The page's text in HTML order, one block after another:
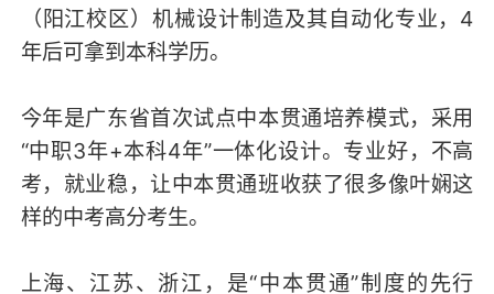
（阳江校区）机械设计制造及其自动化专业，4
年后可拿到本科学历。
今年是广东省首次试点中本贯通培养模式，采用
“中职3年+本科4年”一体化设计。专业好，不高
考，就业稳，让中本贯通班收获了很多像叶娴这
样的中考高分考生。
上海、江苏、浙江，是“中本贯通”制度的先行